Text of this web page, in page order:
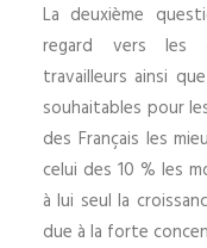
La deuxième
regard vers les
travailleurs ainsi
souhaitables pour
des Français les
celui des 10 % les
à lui seul la
due à la forte